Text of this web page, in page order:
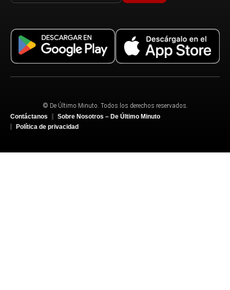
© De Último Minuto. Todos los derechos reservados.
Contáctanos
Sobre Nosotros – De Último Minuto
Política de privacidad